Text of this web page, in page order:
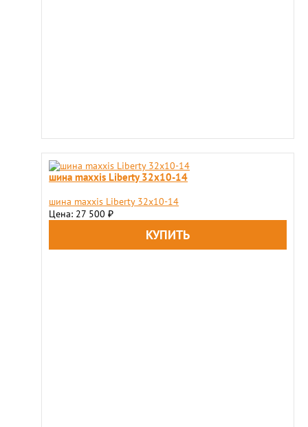
шина maxxis Liberty 32x10-14
шина maxxis Liberty 32x10-14
Цена: 27 500 ₽